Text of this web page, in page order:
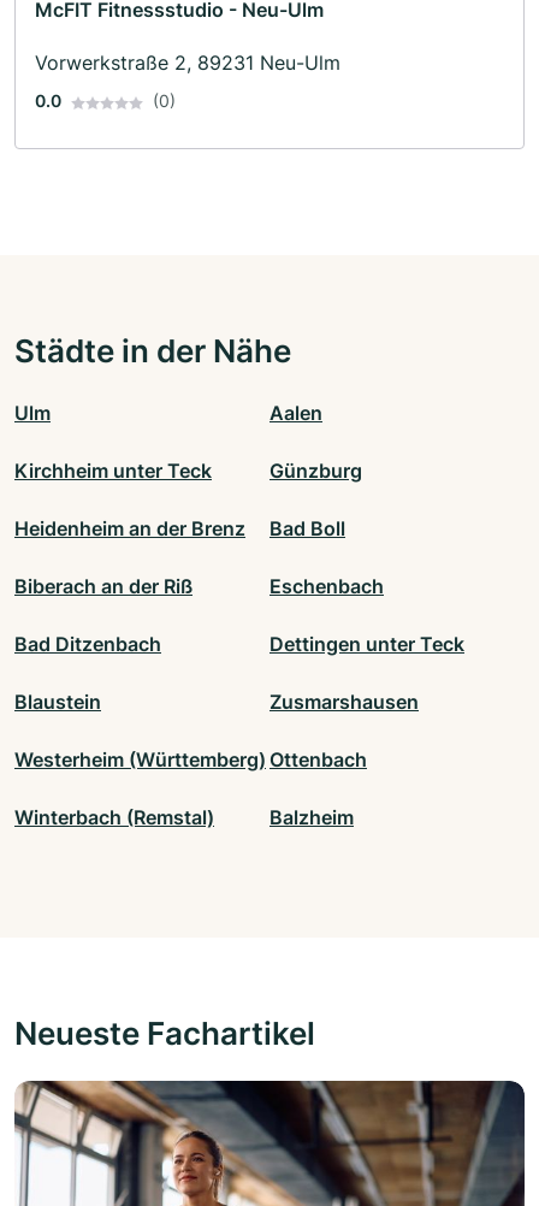
McFIT Fitnessstudio - Neu-Ulm
Vorwerkstraße 2, 89231 Neu-Ulm
0.0 (0)
Städte in der Nähe
Ulm Aalen
Kirchheim unter Teck Günzburg
Heidenheim an der Brenz Bad Boll
Biberach an der Riß Eschenbach
Bad Ditzenbach Dettingen unter Teck
Blaustein Zusmarshausen
Westerheim (Württemberg) Ottenbach
Winterbach (Remstal) Balzheim
Neueste Fachartikel